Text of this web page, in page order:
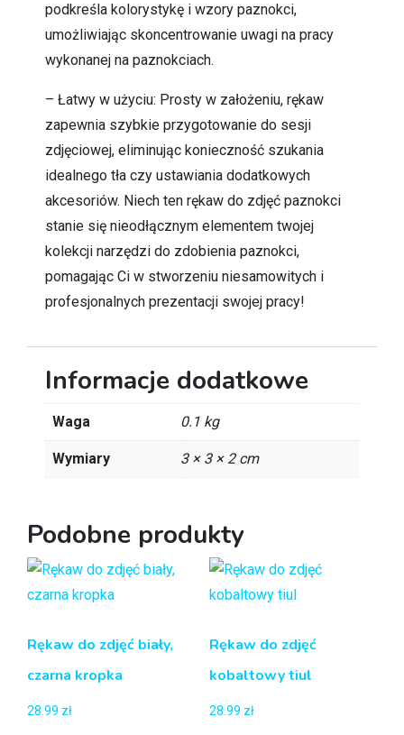
podkreśla kolorystykę i wzory paznokci,
umożliwiając skoncentrowanie uwagi na pracy
wykonanej na paznokciach.
– Łatwy w użyciu: Prosty w założeniu, rękaw
zapewnia szybkie przygotowanie do sesji
zdjęciowej, eliminując konieczność szukania
idealnego tła czy ustawiania dodatkowych
akcesoriów. Niech ten rękaw do zdjęć paznokci
stanie się nieodłącznym elementem twojej
kolekcji narzędzi do zdobienia paznokci,
pomagając Ci w stworzeniu niesamowitych i
profesjonalnych prezentacji swojej pracy!
Informacje dodatkowe
Waga 0.1 kg
Wymiary 3 × 3 × 2 cm
Podobne produkty
Rękaw do zdjęć biały,
czarna kropka
28.99 zł
Rękaw do zdjęć
kobaltowy tiul
28.99 zł